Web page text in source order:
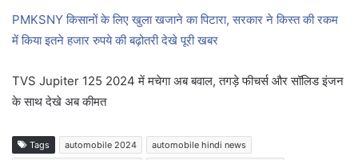
PMKSNY किसानों के लिए खुला खजाने का पिटारा, सरकार ने किस्त की रकम
में किया इतने हजार रुपये की बढ़ोतरी देखे पूरी खबर
TVS Jupiter 125 2024 में मचेगा अब बवाल, तगड़े फीचर्स और सॉलिड इंजन
के साथ देखे अब कीमत
Tags automobile 2024
automobile hindi news